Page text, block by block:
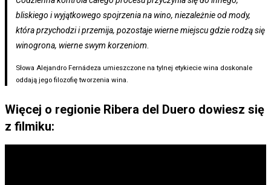
bliskiego i wyjątkowego spojrzenia na wino, niezależnie od mody,
która przychodzi i przemija, pozostaje wierne miejscu gdzie rodzą się
winogrona, wierne swym korzeniom
Słowa Alejandro Fernádeza umieszczone na tylnej etykiecie wina doskonale
oddają jego filozofię tworzenia wina.
Więcej o regionie Ribera del Duero dowiesz się
z filmiku: